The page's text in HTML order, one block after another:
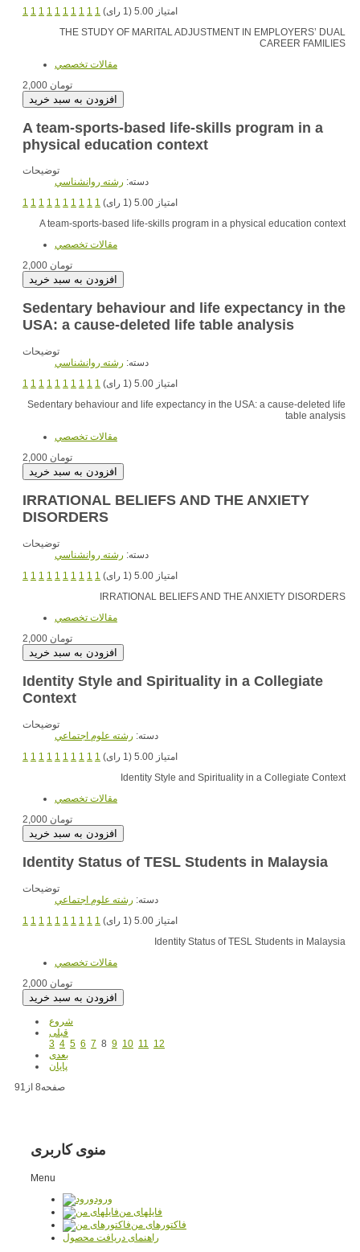
1 1 1 1 1 1 1 1 1 1
امتیاز 5.00 (1 رای)
THE STUDY OF MARITAL ADJUSTMENT IN EMPLOYERS’ DUAL
CAREER FAMILIES
مقالات تخصصي
2,000 تومان
A team-sports-based life-skills program in a
physical education context
توضیحات
دسته: رشته روانشناسي
1 1 1 1 1 1 1 1 1 1
امتیاز 5.00 (1 رای)
A team-sports-based life-skills program in a physical education context
مقالات تخصصي
2,000 تومان
Sedentary behaviour and life expectancy in the
USA: a cause-deleted life table analysis
توضیحات
دسته: رشته روانشناسي
1 1 1 1 1 1 1 1 1 1
امتیاز 5.00 (1 رای)
Sedentary behaviour and life expectancy in the USA: a cause-deleted life
table analysis
مقالات تخصصي
2,000 تومان
IRRATIONAL BELIEFS AND THE ANXIETY
DISORDERS
توضیحات
دسته: رشته روانشناسي
1 1 1 1 1 1 1 1 1 1
امتیاز 5.00 (1 رای)
IRRATIONAL BELIEFS AND THE ANXIETY DISORDERS
مقالات تخصصي
2,000 تومان
Identity Style and Spirituality in a Collegiate
Context
توضیحات
دسته: رشته علوم اجتماعي
1 1 1 1 1 1 1 1 1 1
امتیاز 5.00 (1 رای)
Identity Style and Spirituality in a Collegiate Context
مقالات تخصصي
2,000 تومان
Identity Status of TESL Students in Malaysia
توضیحات
دسته: رشته علوم اجتماعي
1 1 1 1 1 1 1 1 1 1
امتیاز 5.00 (1 رای)
Identity Status of TESL Students in Malaysia
مقالات تخصصي
2,000 تومان
شروع
قبلی
3 4 5 6 7 8 9 10 11 12
بعدی
پایان
صفحه8 از91
منوی کاربری
Menu
ورود
فایلهای من
فاکتورهای من
راهنمای دریافت محصول